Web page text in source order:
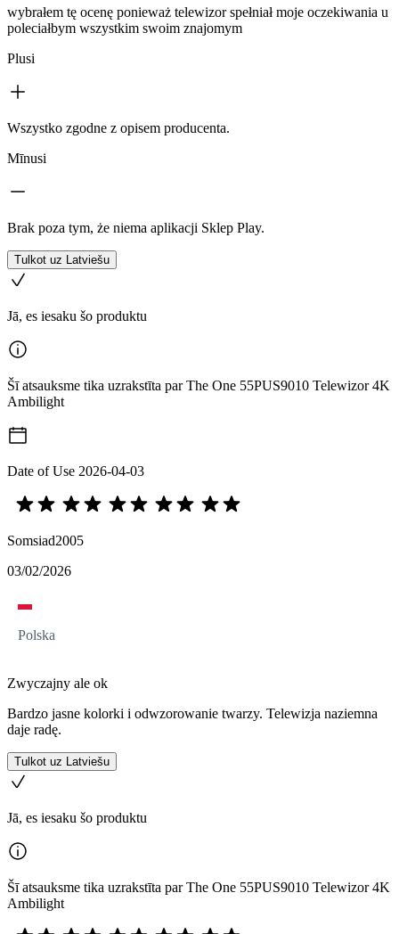
wybrałem tę ocenę ponieważ telewizor spełniał moje oczekiwania u
poleciałbym wszystkim swoim znajomym
Plusi
Wszystko zgodne z opisem producenta.
Mīnusi
Brak poza tym, że niema aplikacji Sklep Play.
Tulkot uz Latviešu
Jā, es iesaku šo produktu
Šī atsauksme tika uzrakstīta par The One 55PUS9010 Telewizor 4K
Ambilight
Date of Use 2026-04-03
Somsiad2005
03/02/2026
Polska
Zwyczajny ale ok
Bardzo jasne kolorki i odwzorowanie twarzy. Telewizja naziemna
daje radę.
Tulkot uz Latviešu
Jā, es iesaku šo produktu
Šī atsauksme tika uzrakstīta par The One 55PUS9010 Telewizor 4K
Ambilight